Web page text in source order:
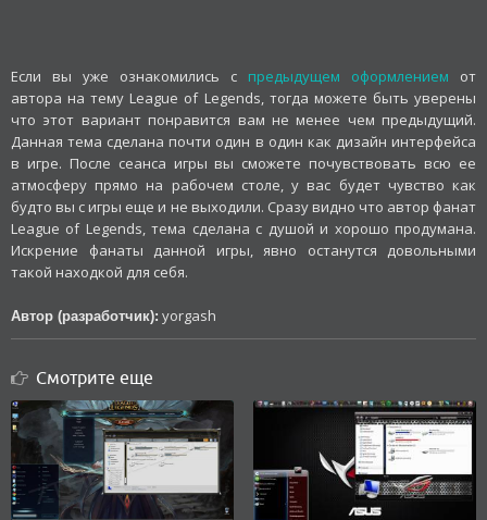
Если вы уже ознакомились с предыдущем оформлением от
автора на тему League of Legends, тогда можете быть уверены
что этот вариант понравится вам не менее чем предыдущий.
Данная тема сделана почти один в один как дизайн интерфейса
в игре. После сеанса игры вы сможете почувствовать всю ее
атмосферу прямо на рабочем столе, у вас будет чувство как
будто вы с игры еще и не выходили. Сразу видно что автор фанат
League of Legends, тема сделана с душой и хорошо продумана.
Искрение фанаты данной игры, явно останутся довольными
такой находкой для себя.
Автор (разработчик): yorgash
Смотрите еще